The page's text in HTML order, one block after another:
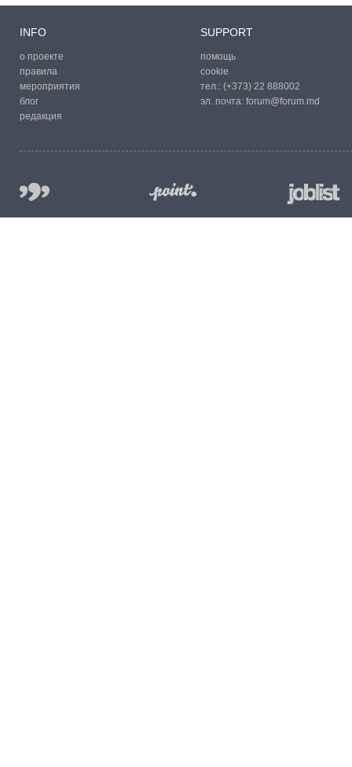
INFO
о проекте
правила
мероприятия
блог
редакция
SUPPORT
помощь
cookie
тел.: (+373) 22 888002
эл. почта: forum@forum.md